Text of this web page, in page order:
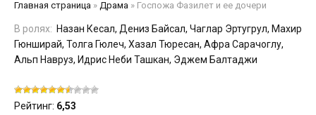
Главная страница » Драма » Госпожа Фазилет и ее дочери
В ролях: Назан Кесал, Дениз Байсал, Чаглар Эртугрул, Махир
Гюнширай, Толга Гюлеч, Хазал Тюресан, Афра Сарачоглу,
Альп Навруз, Идрис Неби Ташкан, Эджем Балтаджи
Рейтинг: 6,53